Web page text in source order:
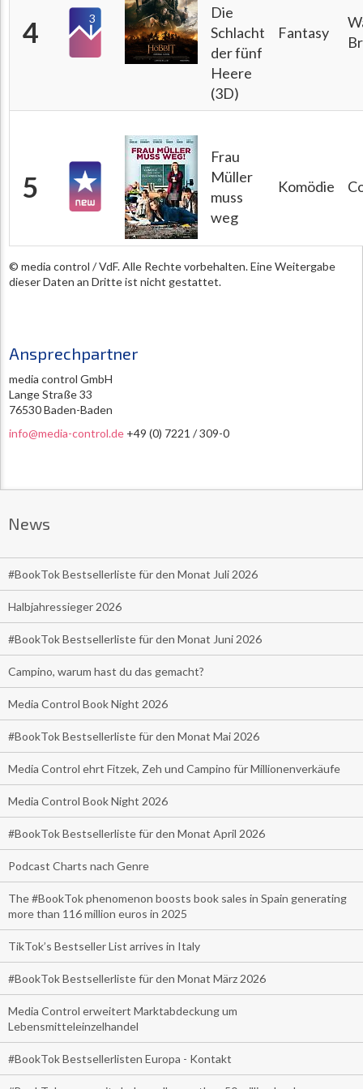
4 3
Die
Schlacht
der fünf
Heere
(3D)
Fantasy
5
Frau
Müller
muss
weg
Komödie
© media control / VdF. Alle Rechte vorbehalten. Eine Weitergabe
dieser Daten an Dritte ist nicht gestattet.
Ansprechpartner
media control GmbH
Lange Straße 33
76530 Baden-Baden
info@media-control.de +49 (0) 7221 / 309-0
News
#BookTok Bestsellerliste für den Monat Juli 2026
Halbjahressieger 2026
#BookTok Bestsellerliste für den Monat Juni 2026
Campino, warum hast du das gemacht?
Media Control Book Night 2026
#BookTok Bestsellerliste für den Monat Mai 2026
Media Control ehrt Fitzek, Zeh und Campino für Millionenverkäufe
Media Control Book Night 2026
#BookTok Bestsellerliste für den Monat April 2026
Podcast Charts nach Genre
The #BookTok phenomenon boosts book sales in Spain generating
more than 116 million euros in 2025
TikTok’s Bestseller List arrives in Italy
#BookTok Bestsellerliste für den Monat März 2026
Media Control erweitert Marktabdeckung um
Lebensmitteleinzelhandel
#BookTok Bestsellerlisten Europa - Kontakt